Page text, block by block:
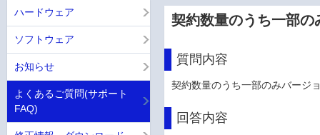
契約数量のうち一部
質問内容
契約数量のうち一部のみバージ
回答内容
ハードウェア
ソフトウェア
お知らせ
よくあるご質問(サポート
FAQ)